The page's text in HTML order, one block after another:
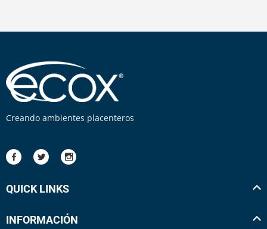
Creando ambientes placenteros
QUICK LINKS
INFORMACIÓN